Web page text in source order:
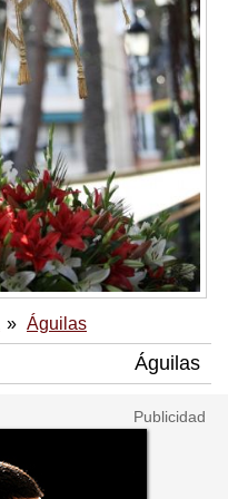
Águilas
Águilas